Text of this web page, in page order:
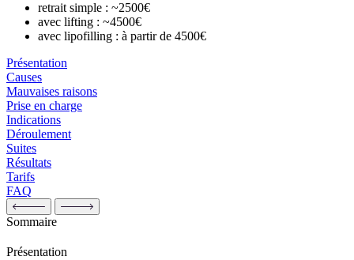
retrait simple : ~2500€
avec lifting : ~4500€
avec lipofilling : à partir de 4500€
Présentation
Causes
Mauvaises raisons
Prise en charge
Indications
Déroulement
Suites
Résultats
Tarifs
FAQ
Sommaire
Présentation